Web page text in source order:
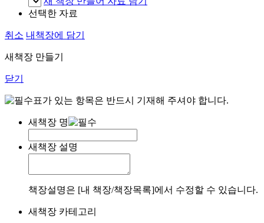
선택한 자료
취소 내책장에 담기
새책장 만들기
닫기
표가 있는 항목은 반드시 기재해 주셔야 합니다.
새책장 명
새책장 설명
책장설명은 [내 책장/책장목록]에서 수정할 수 있습니다.
새책장 카테고리